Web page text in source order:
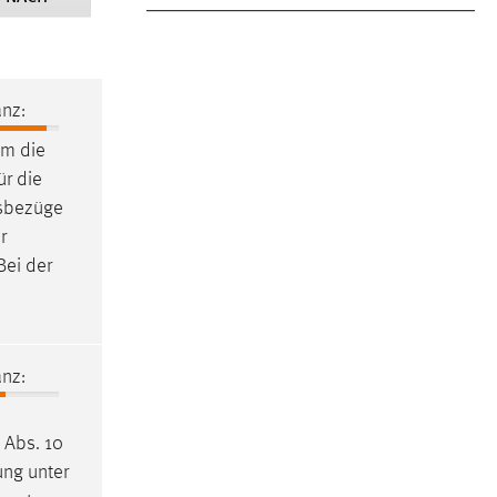
die
die
der
10
unter